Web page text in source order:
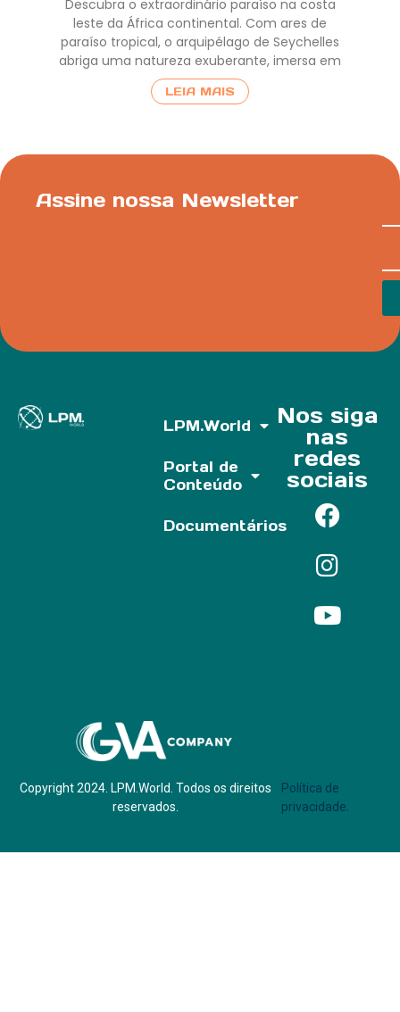
Descubra o extraordinário paraíso na costa
leste da África continental. Com ares de
paraíso tropical, o arquipélago de Seychelles
abriga uma natureza exuberante, imersa em
LEIA MAIS
Assine nossa Newsletter
LPM.World
Portal de
Conteúdo
Documentários
Nos siga
nas
redes
sociais
Copyright 2024. LPM.World. Todos os direitos
reservados.
Política de
privacidade.